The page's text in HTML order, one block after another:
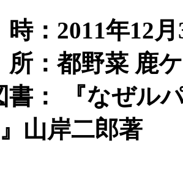
2011年12月
：都野菜 鹿
書： 『なぜル
山岸二郎著